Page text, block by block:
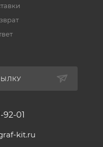
92-01
kit.ru